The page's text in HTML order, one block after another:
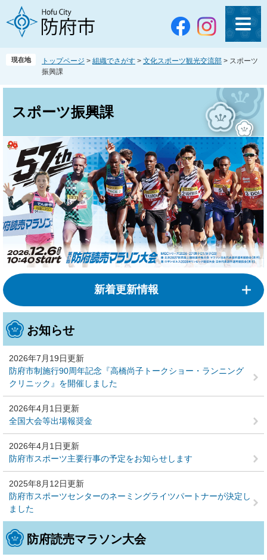
へ
現在地 トップページ > 組織でさがす > 文化スポーツ観光交流部 > スポーツ
振興課
スポーツ振興課
新着更新情報
お知らせ
2026年7月19日更新
防府市制施行90周年記念『高橋尚子トークショー・ランニング
クリニック』を開催しました
2026年4月1日更新
全国大会等出場報奨金
2026年4月1日更新
防府市スポーツ主要行事の予定をお知らせします
2025年8月12日更新
防府市スポーツセンターのネーミングライツパートナーが決定し
ました
防府読売マラソン大会